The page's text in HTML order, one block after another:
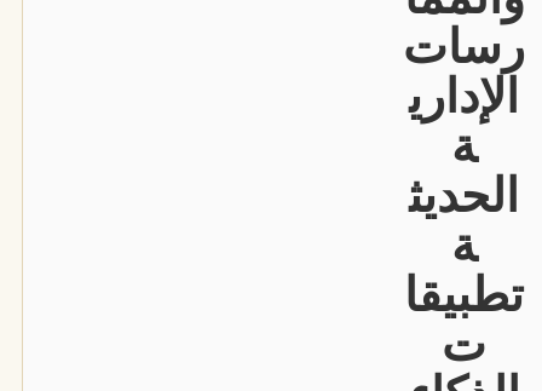
رسات
الإداري
ة
الحديث
ة
تطبيقا
ت